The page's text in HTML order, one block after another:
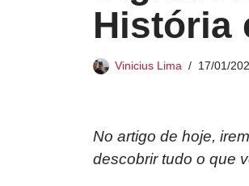
História
Vinicius Lima 17/01/
No artigo de hoje,
descobrir tudo o que